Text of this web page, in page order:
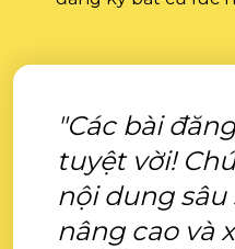
"Các bài
tuyệt vời!
nội dung sâu
nâng cao và